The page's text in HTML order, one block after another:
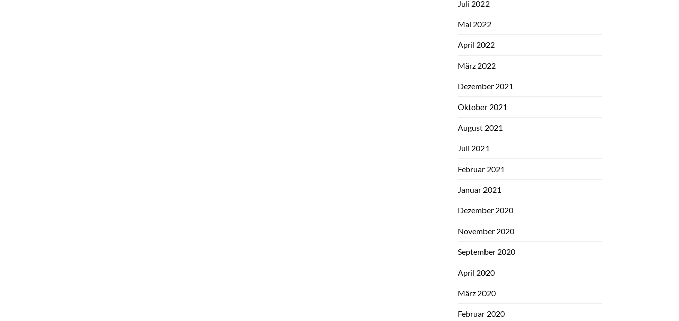
Juli 2022
Mai 2022
April 2022
März 2022
Dezember 2021
Oktober 2021
August 2021
Juli 2021
Februar 2021
Januar 2021
Dezember 2020
November 2020
September 2020
April 2020
März 2020
Februar 2020